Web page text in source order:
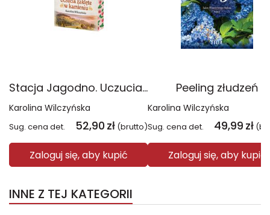
Stacja Jagodno. Uczucia zaklęte w kamieniu (ilustrowane brzegi)
Karolina Wilczyńska
Sug. cena det. 52,90 zł (brutto)
Zaloguj się, aby kupić
Peeling złudzeń
Karolina Wilczyńska
Sug. cena det. 49,99 zł
Zaloguj się, aby kupić
INNE Z TEJ KATEGORII